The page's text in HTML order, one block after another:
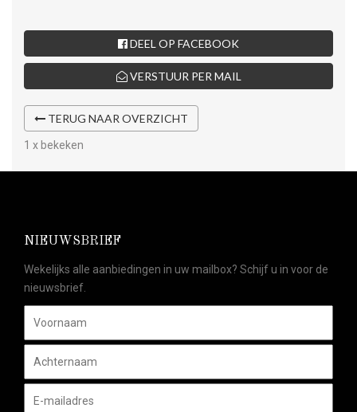
DEEL OP FACEBOOK
VERSTUUR PER MAIL
TERUG NAAR OVERZICHT
1 x bekeken
NIEUWSBRIEF
Wekelijks alle aanbiedingen in uw mailbox? Schijf u in voor de
nieuwsbrief.